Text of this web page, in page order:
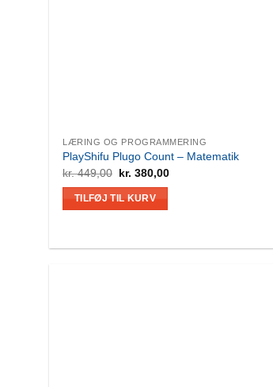
LÆRING OG PROGRAMMERING
PlayShifu Plugo Count – Matematik
kr.449,00 Den
pris
var:
kr. 380,00Den
TILFØJ TIL KURV